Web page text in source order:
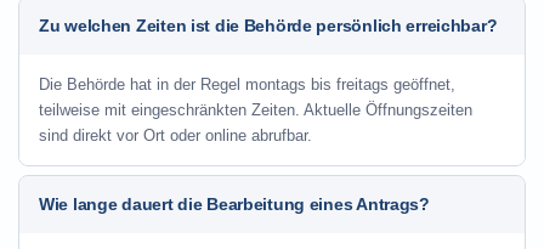
Zu welchen Zeiten ist die Behörde persönlich erreichbar?
Die Behörde hat in der Regel montags bis freitags geöffnet,
teilweise mit eingeschränkten Zeiten. Aktuelle Öffnungszeiten
sind direkt vor Ort oder online abrufbar.
Wie lange dauert die Bearbeitung eines Antrags?